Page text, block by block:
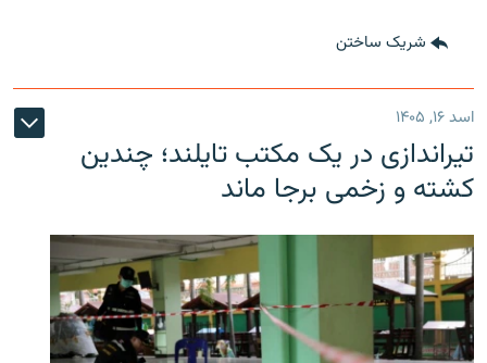
شریک ساختن
اسد ۱۶, ۱۴۰۵
تیراندازی در یک مکتب تایلند؛ چندین
کشته و زخمی برجا ماند